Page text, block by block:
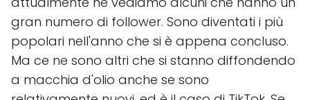
gran numero di follower. Sono diventati i più
popolari nell'anno che si è appena concluso.
Ma ce ne sono altri che si stanno diffondendo
a macchia d'olio anche se sono